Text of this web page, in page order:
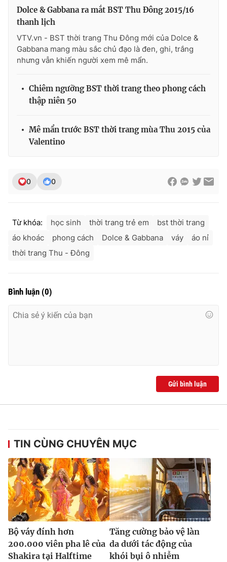
Ðiện thoại Thời báo VTV:
024.66 897 897
Email:toasoan@vtv.vn
Liên hệ quảng cáo: 024-7300.7108
® Cấm sao chép dưới mọi hình thức nếu không có sự chấp
thuận bằng văn bản. Ghi rõ nguồn VTV.vn khi phát hành lại
Dolce & Gabbana ra mắt BST Thu Đông 2015/16
thanh lịch
VTV.vn - BST thời trang Thu Đông mới của Dolce &
Gabbana mang màu sắc chủ đạo là đen, ghi, trắng
nhưng vẫn khiến người xem mê mẩn.
Chiêm ngưỡng BST thời trang theo phong cách
thập niên 50
Mê mẩn trước BST thời trang mùa Thu 2015 của
Valentino
0 0
Từ khóa: học sinh thời trang trẻ em
bst thời trang
áo khoác
phong cách Dolce & Gabbana váy
áo nỉ
thời trang Thu - Đông
Bình luận (0)
Gửi bình luận
TIN CÙNG CHUYÊN MỤC
Bộ váy đính hơn
200.000 viên pha lê của
Shakira tại Halftime
Tăng cường bảo vệ làn
da dưới tác động của
khói bụi ô nhiễm